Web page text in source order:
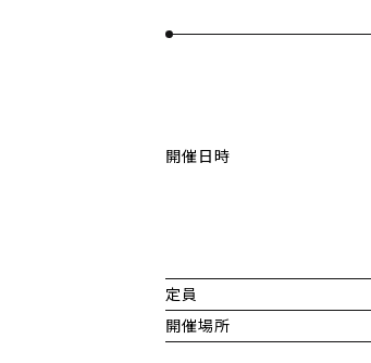
開催日時
定員
開催場所